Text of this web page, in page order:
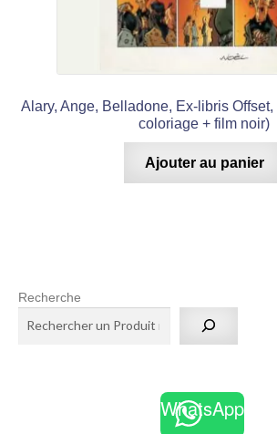
Alary, Ange, Belladone, Ex-libris
coloriage + film noir)
Ajouter au panier
Recherche
WhatsApp